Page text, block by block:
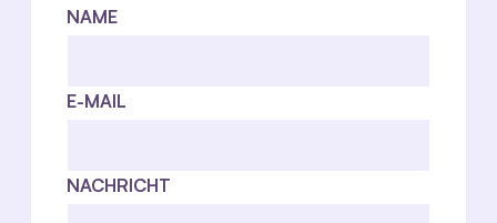
NAME
E-MAIL
NACHRICHT